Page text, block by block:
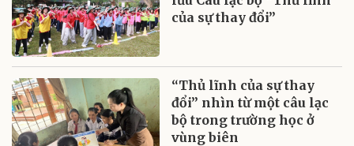
của sự thay đổi”
“Thủ lĩnh của sự thay
đổi” nhìn từ một câu lạc
bộ trong trường học ở
vùng biên